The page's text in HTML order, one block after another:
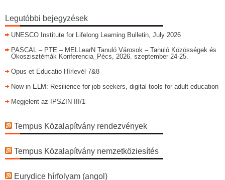
Legutóbbi bejegyzések
UNESCO Institute for Lifelong Learning Bulletin, July 2026
PASCAL – PTE – MELLearN Tanuló Városok – Tanuló Közösségek és
Ökoszisztémák Konferencia_Pécs, 2026. szeptember 24-25.
Opus et Educatio Hírlevél 7&8
Now in ELM: Resilience for job seekers, digital tools for adult education
Megjelent az IPSZIN III/1
Tempus Közalapítvány rendezvények
Tempus Közalapítvány nemzetköziesítés
Eurydice hírfolyam (angol)